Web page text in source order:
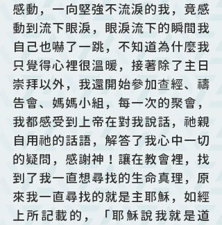
感動，一向堅強不流淚的我，竟感
動到流下眼淚，眼淚流下的瞬間我
自己也嚇了一跳，不知道為什麼我
只覺得心裡很溫暖，接著除了主日
崇拜以外，我還開始參加查經、禱
告會、媽媽小組，每一次的聚會，
我都感受到上帝在對我說話，祂親
自用祂的話語，解答了我心中一切
的疑問，感謝神！讓在教會裡，找
到了我一直想尋找的生命真理，原
來我一直尋找的就是主耶穌，如經
上所記載的，「耶穌說我就是道